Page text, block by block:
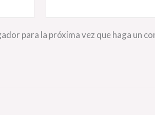
para la próxima vez que haga un